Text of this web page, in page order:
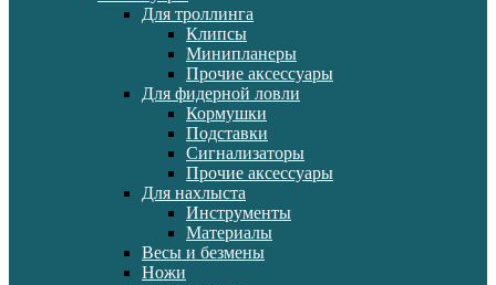
Для троллинга
Клипсы
Минипланеры
Прочие аксессуары
Для фидерной ловли
Кормушки
Подставки
Сигнализаторы
Прочие аксессуары
Для нахлыста
Инструменты
Материалы
Весы и безмены
Ножи